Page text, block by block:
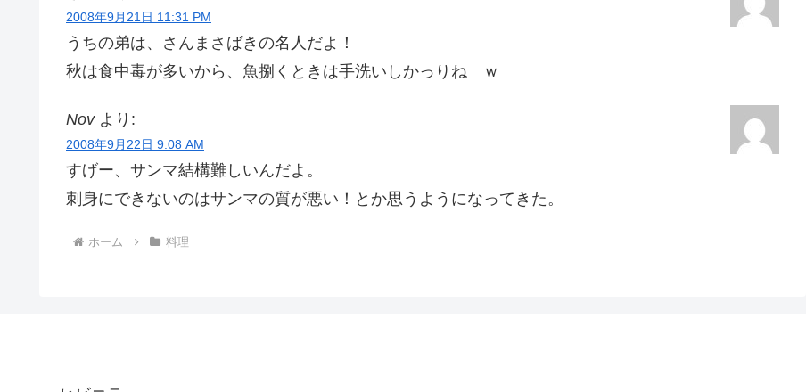
2008年9月21日 11:31 PM
うちの弟は、さんまさばきの名人だよ！
秋は食中毒が多いから、魚捌くときは手洗いしかっりね ｗ
Nov より:
2008年9月22日 9:08 AM
すげー、サンマ結構難しいんだよ。
刺身にできないのはサンマの質が悪い！とか思うようになってきた。
ホーム 料理